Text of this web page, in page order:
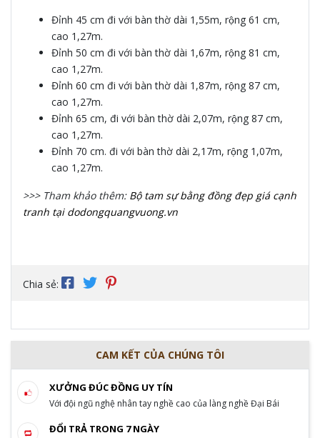
Đỉnh 45 cm đi với bàn thờ dài 1,55m, rộng 61 cm,
cao 1,27m.
Đỉnh 50 cm đi với bàn thờ dài 1,67m, rộng 81 cm,
cao 1,27m.
Đỉnh 60 cm đi với bàn thờ dài 1,87m, rộng 87 cm,
cao 1,27m.
Đỉnh 65 cm, đi với bàn thờ dài 2,07m, rộng 87 cm,
cao 1,27m.
Đỉnh 70 cm. đi với bàn thờ dài 2,17m, rộng 1,07m,
cao 1,27m.
>>> Tham khảo thêm: Bộ tam sự bằng đồng đẹp giá cạnh
tranh tại dodongquangvuong.vn
Chia sẻ:
CAM KẾT CỦA CHÚNG TÔI
XƯỞNG ĐÚC ĐỒNG UY TÍN
Với đội ngũ nghệ nhân tay nghề cao của làng nghề Đại Bái
ĐỔI TRẢ TRONG 7 NGÀY